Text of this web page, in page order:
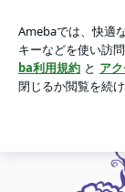
アプリをダウン
ょう。